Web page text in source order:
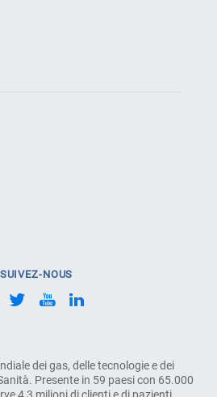
dei gas, delle tecnologie e dei
Presente in 59 paesi con 65.000
SUIVEZ-NOUS